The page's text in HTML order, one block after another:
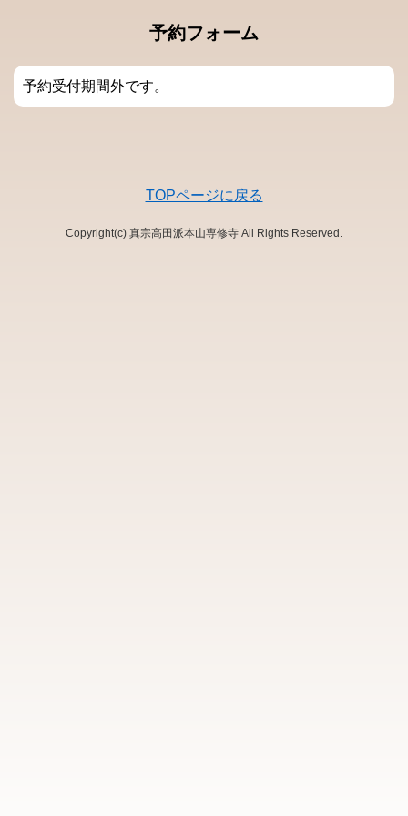
予約フォーム
予約受付期間外です。
TOPページに戻る
Copyright(c) 真宗高田派本山専修寺 All Rights Reserved.